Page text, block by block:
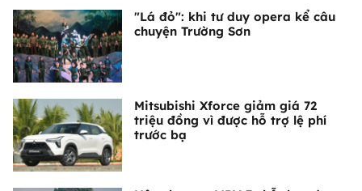
"Lá đỏ": khi tư duy opera kể câu
chuyện Trường Sơn
Mitsubishi Xforce giảm giá 72
triệu đồng vì được hỗ trợ lệ phí
trước bạ